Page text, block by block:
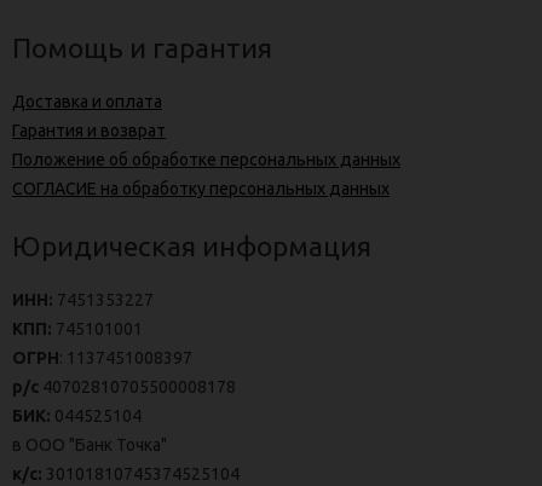
Помощь и гарантия
Доставка и оплата
Гарантия и возврат
Положение об обработке персональных данных
СОГЛАСИЕ на обработку персональных данных
Юридическая информация
ИНН: 7451353227
КПП: 745101001
ОГРН: 1137451008397
р/с 40702810705500008178
БИК: 044525104
в ООО "Банк Точка"
к/с: 30101810745374525104